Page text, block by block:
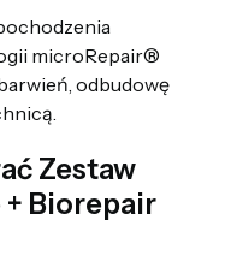
microRepair®
odbudowę
Zestaw
Biorepair